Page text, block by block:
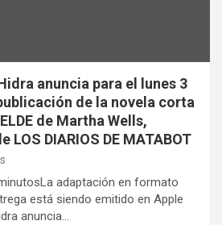
anuncia para el lunes 3
de la novela corta
de Martha Wells,
DIARIOS DE MATABOT
adaptación en formato
está siendo emitido en Apple
anuncia…